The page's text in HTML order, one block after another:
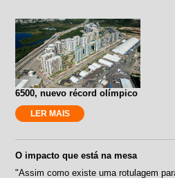
6500, nuevo récord olímpico
LER MAIS
O impacto que está na mesa
"Assim como existe uma rotulagem